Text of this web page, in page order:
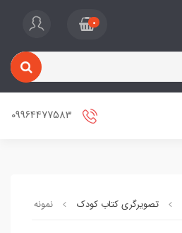
0
تصویرگری کتاب کودک نمونه کارهای